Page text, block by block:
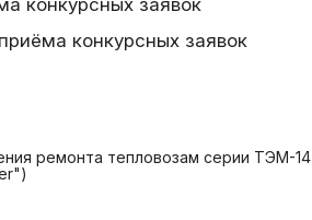
конкурсных заявок
конкурсных заявок
ремонта тепловозам серии ТЭМ-14